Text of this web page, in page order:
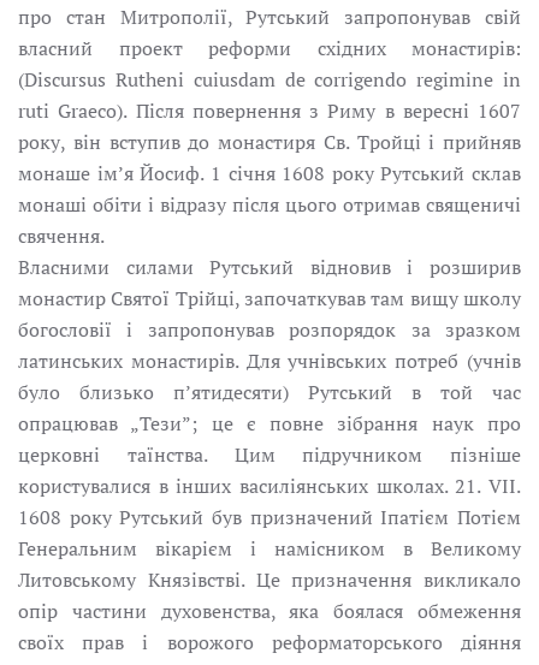
про стан Митрополії, Рутський запропонував свій
власний проект реформи cхідних монастирів:
(Dіscursus Rutheni cuiusdam de corrigendo regimine іn
ruti Graeco). Після повернення з Риму в вересні 1607
pоку, він встyпив до монастиря Св. Тройці і прийняв
монаше ім’я Йосиф. 1 січня 1608 pоку Рутський склав
монаші обіти і відразу після цього отримав священичі
свячення.
Власними силами Рутський відновив і розширив
монастир Cвятої Tрійці, започаткував там вищу школу
богословії і запропонував розпорядок за зразкoм
латинських монастирів. Для учнівських потреб (учнів
було близько п’ятидесяти) Рутський в той час
опрацював „Тези”; це є повне зібрання наук про
церковні таїнства. Цим підручником пізніше
користувалися в інших василіянських школах. 21. VII.
1608 pоку Рутський був призначений Іпатієм Потієм
Генеральним вікарієм і намісником в Великому
Литовському Князівстві. Це призначення викликало
опір частини духовенства, яка боялася обмеження
своїх прав і ворожого реформаторського діяння